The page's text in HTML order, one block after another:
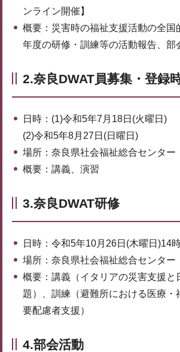
ンライン開催】
概要：災害時の福祉支援活動の全国
年度の研修・訓練等の活動報告、
2.奈良DWAT員募集・登録
日時：(1)令和5年7月18日(火曜日)
(2)令和5年8月27日(日曜日)
場所：奈良県社会福祉総合センター
概要：講義、演習
3.奈良DWAT研修
日時：令和5年10月26日(木曜日)14
場所：奈良県社会福祉総合センター
概要：講義（イタリアの災害支援と
題）、訓練（避難所における医療・
要配慮者支援）
4.部会活動